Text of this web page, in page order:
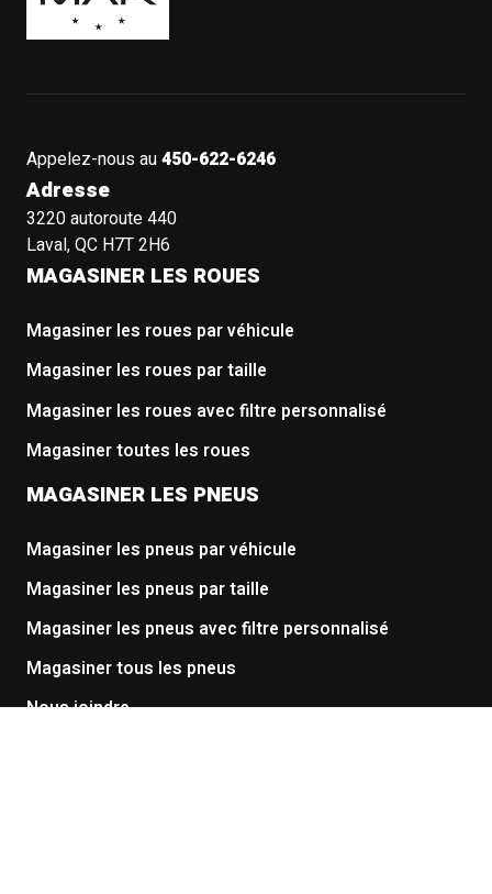
Appelez-nous au450-622-6246
Adresse
3220 autoroute 440
Laval, QC H7T 2H6
MAGASINER LES ROUES
Magasiner les roues par véhicule
Magasiner les roues par taille
Magasiner les roues avec filtre personnalisé
Magasiner toutes les roues
MAGASINER LES PNEUS
Magasiner les pneus par véhicule
Magasiner les pneus par taille
Magasiner les pneus avec filtre personnalisé
Magasiner tous les pneus
Nous joindre